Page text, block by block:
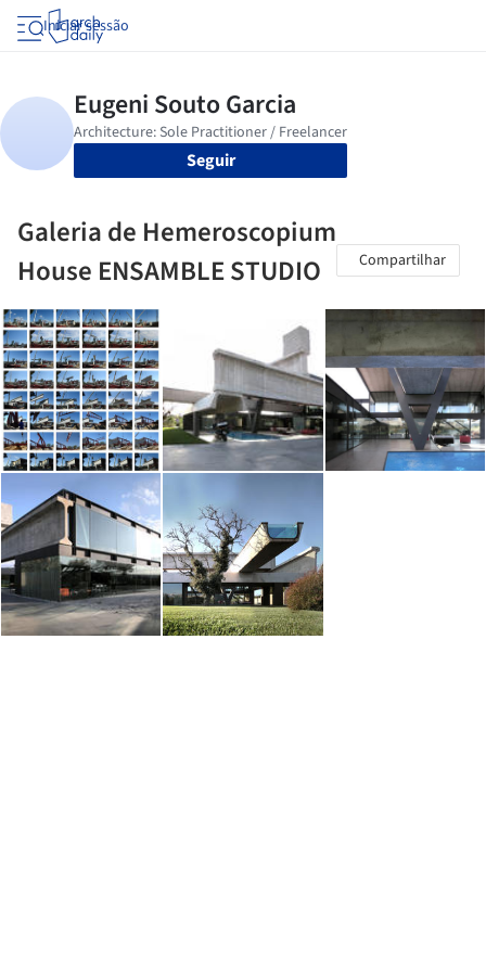
Iniciar sessão
Seguir
Galeria de Hemeroscopium
House ENSAMBLE STUDIO
Compartilhar